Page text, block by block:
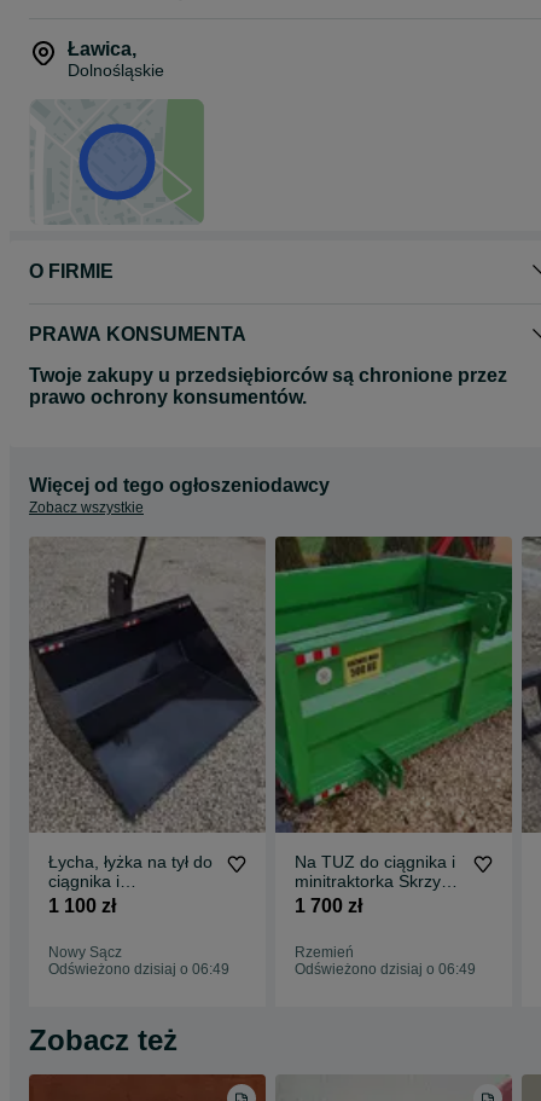
Ławica,
Dolnośląskie
O FIRMIE
PRAWA KONSUMENTA
Twoje zakupy u przedsiębiorców są chronione przez
prawo ochrony konsumentów.
Więcej od tego ogłoszeniodawcy
Zobacz wszystkie
Łycha, łyżka na tył do
ciągnika i
minitraktorka
1 100 zł
Nowy Sącz
Odświeżono dzisiaj o 06:49
Na TUZ do ciągnika i
minitraktorka Skrzynia
transportowa ,
1 700 zł
Rzemień
Odświeżono dzisiaj o 06:49
Zobacz też